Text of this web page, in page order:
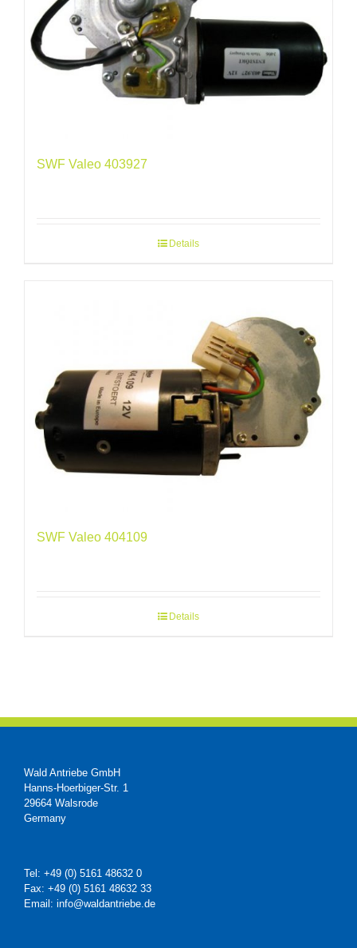
SWF Valeo 403927
Details
SWF Valeo 404109
Details
Wald Antriebe GmbH
Hanns-Hoerbiger-Str. 1
29664 Walsrode
Germany
Tel: +49 (0) 5161 48632 0
Fax: +49 (0) 5161 48632 33
Email: info@waldantriebe.de